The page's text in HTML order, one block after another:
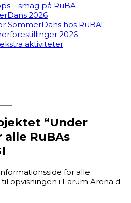
– smag på RuBA
2026
SommerDans hos RuBA!
2026
aktiviteter
“Under
alle RuBAs
for alle
opvisningen i Farum Arena d.